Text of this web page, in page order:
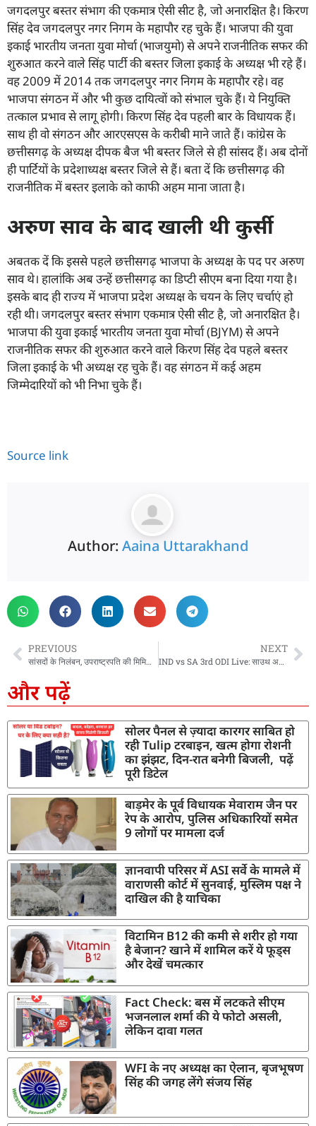
जगदलपुर बस्तर संभाग की एकमात्र ऐसी सीट है, जो अनारक्षित है। किरण
सिंह देव जगदलपुर नगर निगम के महापौर रह चुके हैं। भाजपा की युवा
इकाई भारतीय जनता युवा मोर्चा (भाजयुमो) से अपने राजनीतिक सफर की
शुरुआत करने वाले सिंह पार्टी की बस्तर जिला इकाई के अध्यक्ष भी रहे हैं।
वह 2009 में 2014 तक जगदलपुर नगर निगम के महापौर रहे। वह
भाजपा संगठन में और भी कुछ दायित्वों को संभाल चुके हैं। ये नियुक्ति
तत्काल प्रभाव से लागू होगी। किरण सिंह देव पहली बार के विधायक हैं।
साथ ही वो संगठन और आरएसएस के करीबी माने जाते हैं। कांग्रेस के
छत्तीसगढ़ के अध्यक्ष दीपक बैज भी बस्तर जिले से ही सांसद हैं। अब दोनों
ही पार्टियों के प्रदेशाध्यक्ष बस्तर जिले से हैं। बता दें कि छत्तीसगढ़ की
राजनीतिक में बस्तर इलाके को काफी अहम माना जाता है।
अरुण साव के बाद खाली थी कुर्सी
अबतक दें कि इससे पहले छत्तीसगढ़ भाजपा के अध्यक्ष के पद पर अरुण
साव थे। हालांकि अब उन्हें छत्तीसगढ़ का डिप्टी सीएम बना दिया गया है।
इसके बाद ही राज्य में भाजपा प्रदेश अध्यक्ष के चयन के लिए चर्चाएं हो
रही थी। जगदलपुर बस्तर संभाग एकमात्र ऐसी सीट है, जो अनारक्षित है।
भाजपा की युवा इकाई भारतीय जनता युवा मोर्चा (BJYM) से अपने
राजनीतिक सफर की शुरुआत करने वाले किरण सिंह देव पहले बस्तर
जिला इकाई के भी अध्यक्ष रह चुके हैं। वह संगठन में कई अहम
जिम्मेदारियों को भी निभा चुके हैं।
Source link
Author: Aaina Uttarakhand
PREVIOUS
सांसदों के निलंबन, उपराष्ट्रपति की मिमिक्री पर बोलीं मायावती, INDIA गठबंधन को लेकर कही ये बड़ी बात
NEXT
IND vs SA 3rd ODI Live: साउथ अफ्रीका ने जीता टॉस, भारत को पहले मिली बल्लेबाजी; देखें Playing 11
और पढ़ें
सोलर पैनल से ज़्यादा कारगर साबित हो
रही Tulip टरबाइन, खत्म होगा रोशनी
का झंझट, दिन-रात बनेगी बिजली, पढ़ें
पूरी डिटेल
बाड़मेर के पूर्व विधायक मेवाराम जैन पर
रेप के आरोप, पुलिस अधिकारियों समेत
9 लोगों पर मामला दर्ज
ज्ञानवापी परिसर में ASI सर्वे के मामले में
वाराणसी कोर्ट में सुनवाई, मुस्लिम पक्ष ने
दाखिल की है याचिका
विटामिन B12 की कमी से शरीर हो गया
है बेजान? खाने में शामिल करें ये फूड्स
और देखें चमत्कार
Fact Check: बस में लटकते सीएम
भजनलाल शर्मा की ये फोटो असली,
लेकिन दावा गलत
WFI के नए अध्यक्ष का ऐलान, बृजभूषण
सिंह की जगह लेंगे संजय सिंह